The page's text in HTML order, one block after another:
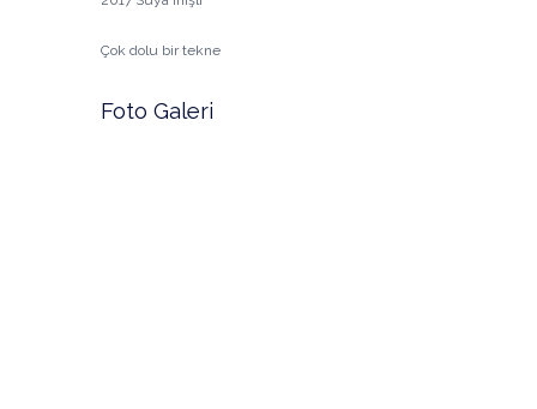
Çok dolu bir tekne
Foto Galeri